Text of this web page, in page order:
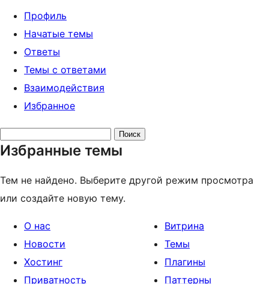
Профиль
Начатые темы
Ответы
Темы с ответами
Взаимодействия
Избранное
тем:
Избранные темы
Тем не найдено. Выберите другой режим просмотра
или создайте новую тему.
О нас
Новости
Хостинг
Приватность
Витрина
Темы
Плагины
Паттерны